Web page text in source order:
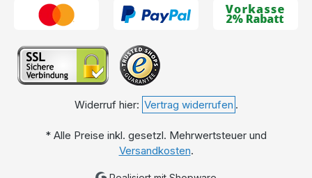
Widerruf hier: Vertrag widerrufen .
* Alle Preise inkl. gesetzl. Mehrwertsteuer und
Versandkosten.